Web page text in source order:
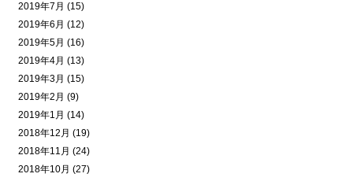
2019年7月 (15)
2019年6月 (12)
2019年5月 (16)
2019年4月 (13)
2019年3月 (15)
2019年2月 (9)
2019年1月 (14)
2018年12月 (19)
2018年11月 (24)
2018年10月 (27)